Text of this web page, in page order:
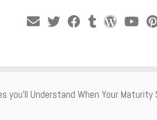
you’ll Understand When Your Maturity